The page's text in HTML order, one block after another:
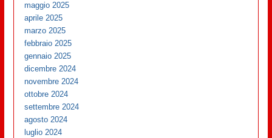
maggio 2025
aprile 2025
marzo 2025
febbraio 2025
gennaio 2025
dicembre 2024
novembre 2024
ottobre 2024
settembre 2024
agosto 2024
luglio 2024